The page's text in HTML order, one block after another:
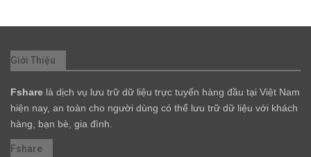
Giới Thiệu
Fshare là dịch vụ lưu trữ dữ liệu trực tuyến hàng đầu tại Việt Nam
hiện nay, an toàn cho người dùng có thể lưu trữ dữ liệu với khách
hàng, bạn bè, gia đình.
Fshare